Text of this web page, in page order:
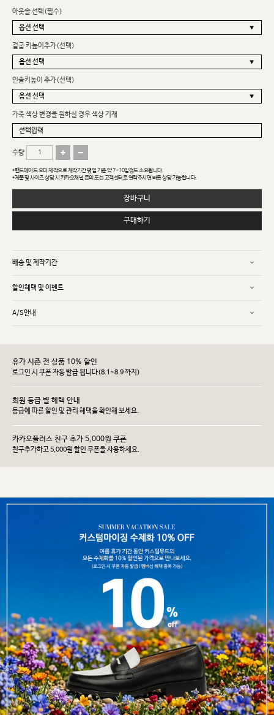
아웃솔 선택(필수)
겉굽 키높이추가(선택)
인솔키높이 추가(선택)
가죽 색상 변경을 원하실 경우 색상 기재
수량
*핸드메이드 오더 제작으로 제작기간 평일 기준 약 7~10일정도 소요됩니다.
*제품 및 사이즈 상담 시 카카오채널 문의 또는 고객센터로 연락주시면 빠른 상담 가능합니다.
장바구니
구매하기
배송 및 제작기간
할인혜택 및 이벤트
A/S안내
휴가 시즌 전 상품 10% 할인
로그인 시 쿠폰 자동 발급 됩니다(8.1~8.9 까지)
회원 등급 별 혜택 안내
등급에 따른 할인 및 관리 헤택을 확인해 보세요.
카카오플러스 친구 추가 5,000원 쿠폰
친구추가하고 5,000원 할인 쿠폰을 사용하세요.